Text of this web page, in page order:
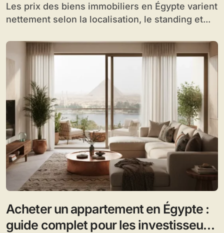
Les prix des biens immobiliers en Égypte varient
nettement selon la localisation, le standing et...
Acheter un appartement en Égypte :
guide complet pour les investisseurs